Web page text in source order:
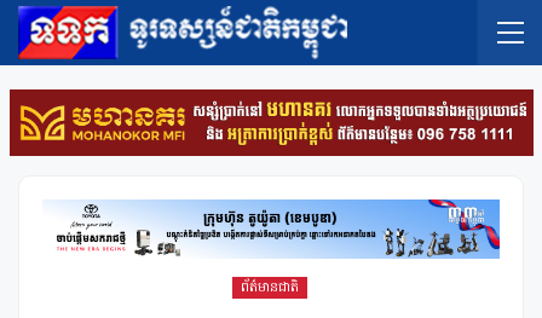
ព័ត៌មានជាតិ